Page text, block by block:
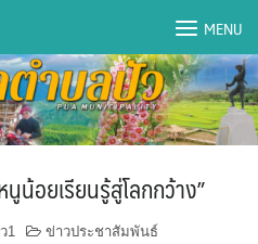
MENU
น้อยเรียนรู้สู่โลกกว้าง”
1 ข่าวประชาสัมพันธ์